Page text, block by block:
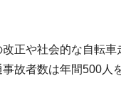
正や社会的な自転車
故者数は年間500人